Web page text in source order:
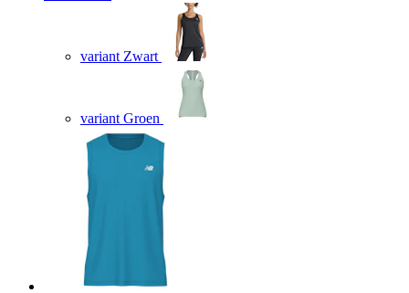
variant Zwart
variant Groen